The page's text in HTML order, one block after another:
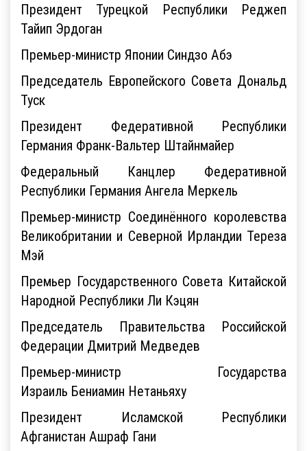
Президент Турецкой Республики Реджеп
Тайип Эрдоган
Премьер-министр Японии Синдзо Абэ
Председатель Европейского Совета Дональд
Туск
Президент Федеративной Республики
Германия Франк-Вальтер Штайнмайер
Федеральный Канцлер Федеративной
Республики Германия Ангела Меркель
Премьер-министр Соединённого королевства
Великобритании и Северной Ирландии Тереза
Мэй
Премьер Государственного Совета Китайской
Народной Республики Ли Кэцян
Председатель Правительства Российской
Федерации Дмитрий Медведев
Премьер-министр Государства
Израиль Бениамин Нетаньяху
Президент Исламской Республики
Афганистан Ашраф Гани